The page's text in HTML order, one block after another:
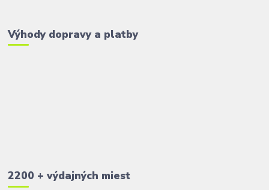
Výhody dopravy a platby
2200 + výdajných miest